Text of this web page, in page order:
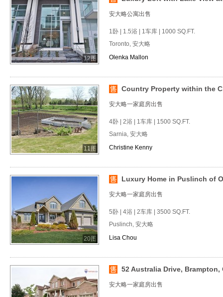
12图
安大略公寓出售
1卧 | 1.5浴 | 1车库 | 1000 SQ.FT.
Toronto, 安大略
Olenka Mallon
11图
Country Property within the
安大略一家庭房出售
4卧 | 2浴 | 1车库 | 1500 SQ.FT.
Sarnia, 安大略
Christine Kenny
20图
Luxury Home in Puslinch of
安大略一家庭房出售
5卧 | 4浴 | 2车库 | 3500 SQ.FT.
Puslinch, 安大略
Lisa Chou
52 Australia Drive, Brampton,
安大略一家庭房出售